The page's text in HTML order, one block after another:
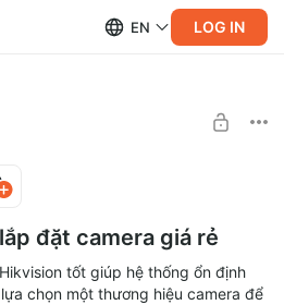
EN LOG IN
đặt camera giá rẻ
tốt giúp hệ thống ổn định
chọn một thương hiệu camera để